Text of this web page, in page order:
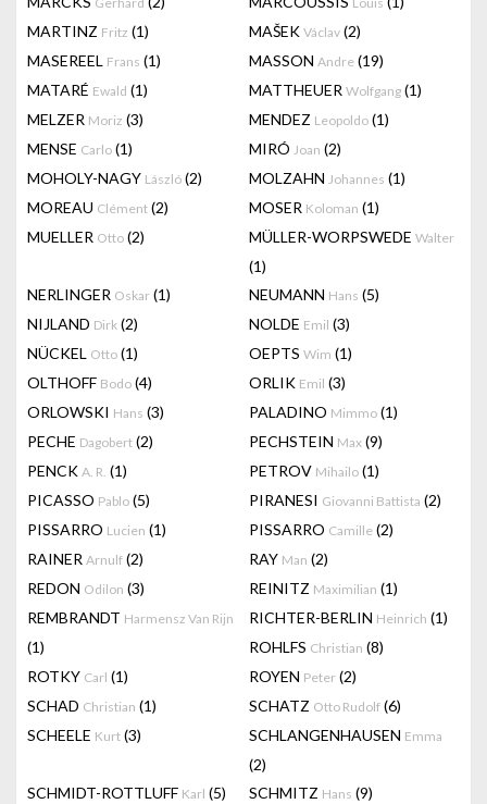
MARTINZ Fritz (1) MAŠEK Václav (2)
MASEREEL Frans (1) MASSON Andre (19)
MATARÉ Ewald (1) MATTHEUER Wolfgang (1)
MELZER Moriz (3) MENDEZ Leopoldo (1)
MENSE Carlo (1) MIRÓ Joan (2)
MOHOLY-NAGY László (2) MOLZAHN Johannes (1)
MOREAU Clément (2) MOSER Koloman (1)
MUELLER Otto (2) MÜLLER-WORPSWEDE Walter
(1)
NERLINGER Oskar (1) NEUMANN Hans (5)
NIJLAND Dirk (2) NOLDE Emil (3)
NÜCKEL Otto (1) OEPTS Wim (1)
OLTHOFF Bodo (4) ORLIK Emil (3)
ORLOWSKI Hans (3) PALADINO Mimmo (1)
PECHE Dagobert (2) PECHSTEIN Max (9)
PENCK A. R. (1) PETROV Mihailo (1)
PICASSO Pablo (5) PIRANESI Giovanni Battista (2)
PISSARRO Lucien (1) PISSARRO Camille (2)
RAINER Arnulf (2) RAY Man (2)
REDON Odilon (3) REINITZ Maximilian (1)
REMBRANDT Harmensz Van Rijn
(1)
RICHTER-BERLIN Heinrich (1)
ROHLFS Christian (8)
ROTKY Carl (1) ROYEN Peter (2)
SCHAD Christian (1) SCHATZ Otto Rudolf (6)
SCHEELE Kurt (3) SCHLANGENHAUSEN Emma
(2)
SCHMIDT-ROTTLUFF Karl (5) SCHMITZ Hans (9)